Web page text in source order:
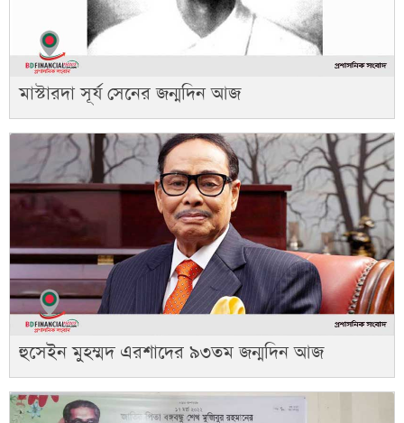
মাস্টারদা সূর্য সেনের জন্মদিন আজ
হুসেইন মুহম্মদ এরশাদের ৯৩তম জন্মদিন আজ